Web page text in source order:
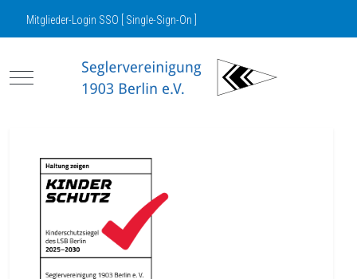
Mitglieder-Login SSO [ Single-Sign-On ]
Mobile Menu Toggle